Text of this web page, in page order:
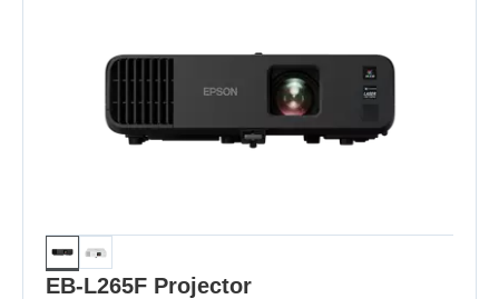
EB-L265F Projector